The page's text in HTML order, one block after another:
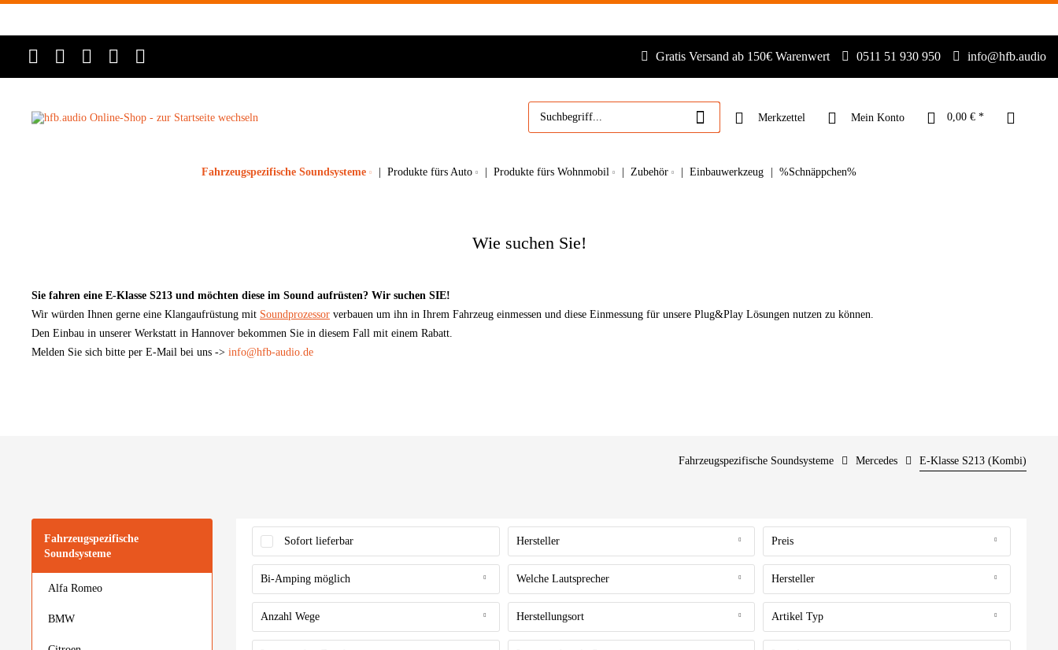
Gratis Versand ab 150€ Warenwert 0511 51 930 950 info@hfb.audio
Merkzettel Mein Konto
0,00 € *
Produkte fürs Auto Produkte fürs Wohnmobil Zubehör Einbauwerkzeug %Schnäppchen%
Wie suchen Sie!
Sie fahren eine E-Klasse S213 und möchten diese im Sound aufrüsten? Wir suchen SIE!
Wir würden Ihnen gerne eine Klangaufrüstung mit Soundprozessor verbauen um ihn in Ihrem Fahrzeug einmessen und diese Einmessung für unsere Plug&Play Lösungen nutzen zu können.
Den Einbau in unserer Werkstatt in Hannover bekommen Sie in diesem Fall mit einem Rabatt.
Melden Sie sich bitte per E-Mail bei uns -> info@hfb-audio.de
Fahrzeugspezifische Soundsysteme Mercedes E-Klasse S213 (Kombi)
Fahrzeugspezifische
Soundsysteme
Alfa Romeo
BMW
Sofort lieferbar Hersteller
Helix
Match
Preis
von39,00 €bis499,00 €
Bi-Amping möglich
Nein
Welche Lautsprecher
Hoch- & Tieftöner
Hersteller
Helix
Anzahl Wege Herstellungsort Artikel Typ